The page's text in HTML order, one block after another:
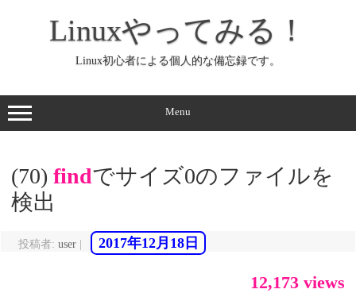
ッ
プ
Linuxやってみる！
Linux初心者による個人的な備忘録です。
Menu
(70) findでサイズ0のファイルを
検出
投稿者: user 2017年12月18日
12,173 views